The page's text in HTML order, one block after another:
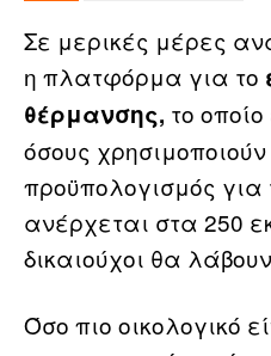
Σε μερικές μέρες
η πλατφόρμα για το
θέρμανσης, το
όσους
προϋπολογισμός για
ανέρχεται στα 250
δικαιούχοι θα
Όσο πιο οικολογικό